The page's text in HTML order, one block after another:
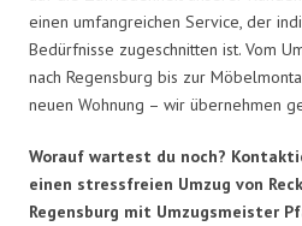
einen umfangreichen Service, der
Bedürfnisse zugeschnitten ist. Vom
nach Regensburg bis zur
neuen Wohnung – wir übernehmen
Worauf wartest du noch?
einen stressfreien Umzug von
Regensburg mit Umzugsmeister